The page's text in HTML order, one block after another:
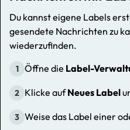
Du kannst eigene Labels
gesendete Nachrichten zu
wiederzufinden.
1 Öffne die Label-
2 Klicke aufNeues Label
3 Weise das Label einer